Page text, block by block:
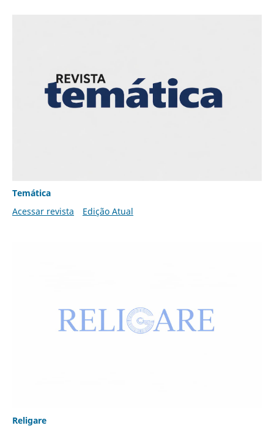
Temática
Acessar revista
Edição Atual
Religare